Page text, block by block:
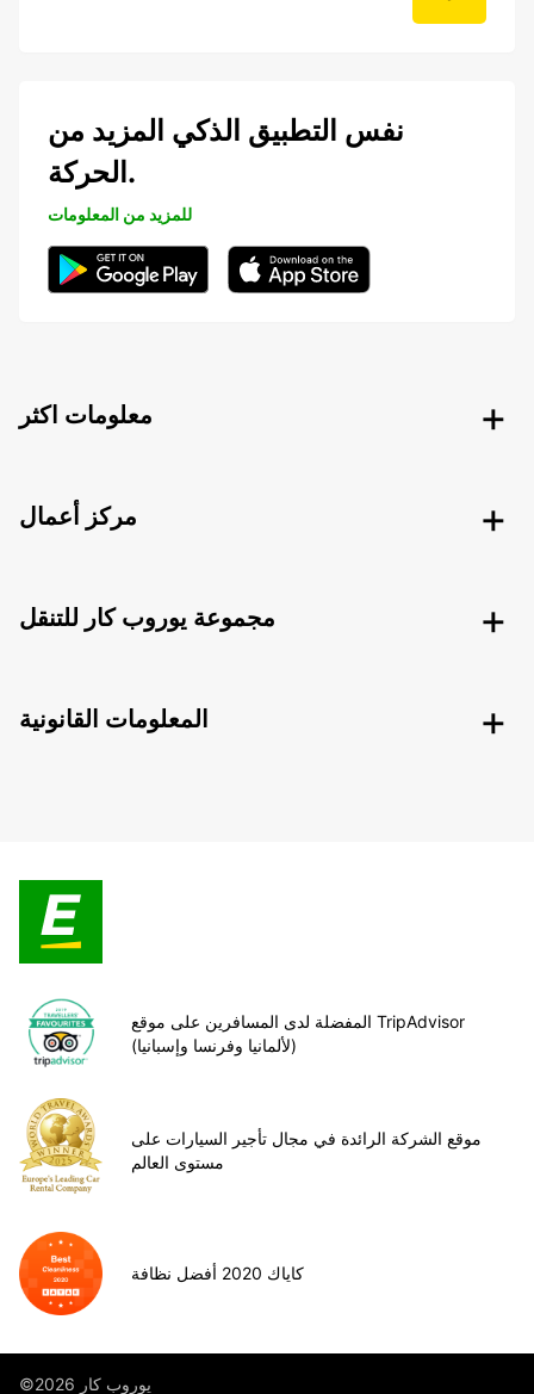
نفس التطبيق الذكي المزيد من
الحركة.
للمزيد من المعلومات
معلومات اكثر
مركز أعمال
مجموعة يوروب كار للتنقل
المعلومات القانونية
المفضلة لدى المسافرين على موقع TripAdvisor
(لألمانيا وفرنسا وإسبانيا)
موقع الشركة الرائدة في مجال تأجير السيارات على
مستوى العالم
كاياك 2020 أفضل نظافة
©يوروب كار 2026